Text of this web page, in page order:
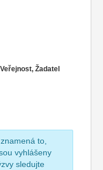
Veřejnost, Žadatel
to,
vyhlášeny
sledujte